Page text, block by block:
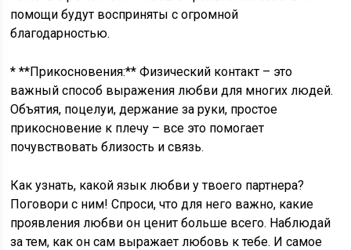
помощи будут восприняты с огромной
благодарностью.
* **Прикосновения:** Физический контакт – это
важный способ выражения любви для многих людей.
Объятия, поцелуи, держание за руки, простое
прикосновение к плечу – все это помогает
почувствовать близость и связь.
Как узнать, какой язык любви у твоего партнера?
Поговори с ним! Спроси, что для него важно, какие
проявления любви он ценит больше всего. Наблюдай
за тем, как он сам выражает любовь к тебе. И самое